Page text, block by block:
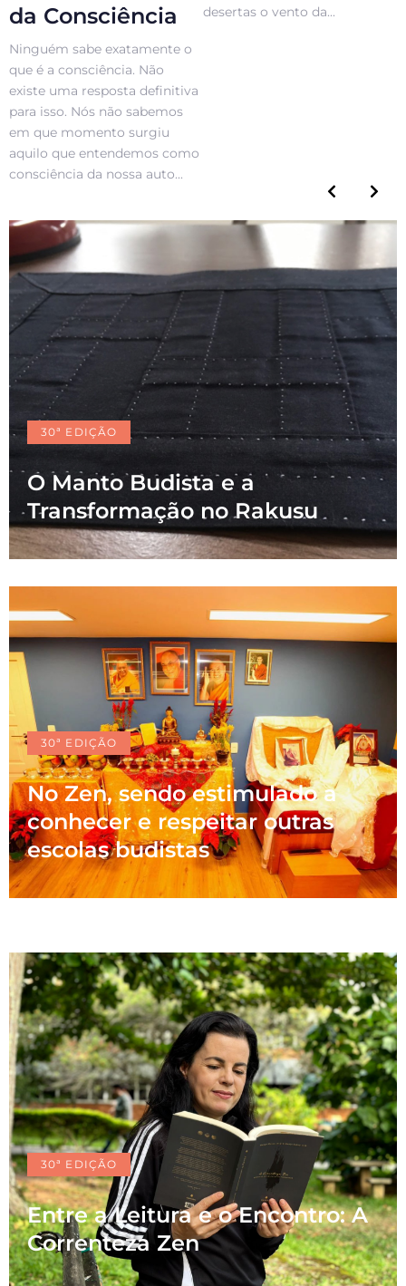
da Consciência
Ninguém sabe exatamente o
que é a consciência. Não
existe uma resposta definitiva
para isso. Nós não sabemos
em que momento surgiu
aquilo que entendemos como
consciência da nossa auto...
desertas o vento da...
30ª EDIÇÃO
O Manto Budista e a
Transformação no Rakusu
30ª EDIÇÃO
No Zen, sendo estimulado a
conhecer e respeitar outras
escolas budistas
30ª EDIÇÃO
Entre a Leitura e o Encontro: A
Correnteza Zen